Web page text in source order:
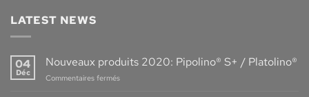
LATEST NEWS
04
Déc
Nouveaux produits 2020: Pipolino® S+ / Platolino®
Commentaires ferméssur